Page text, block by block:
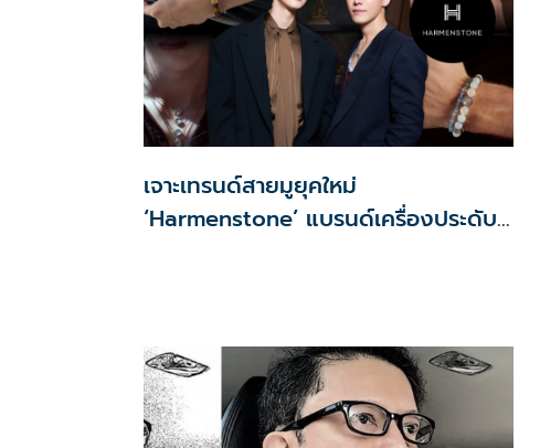
เจาะเทรนด์สายมูยุคใหม่
‘Harmenstone’ แบรนด์เครื่องประดับ